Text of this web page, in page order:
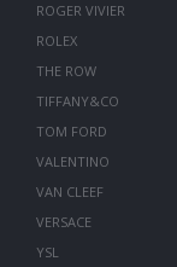
ROGER VIVIER
ROLEX
THE ROW
TIFFANY&CO
TOM FORD
VALENTINO
VAN CLEEF
VERSACE
YSL